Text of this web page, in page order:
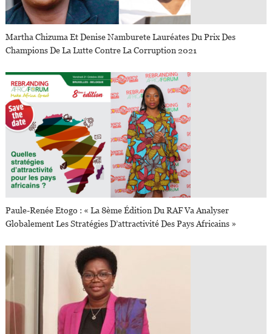
Martha Chizuma Et Denise Namburete Lauréates Du Prix Des
Champions De La Lutte Contre La Corruption 2021
Paule-Renée Etogo : « La 8ème Édition Du RAF Va Analyser
Globalement Les Stratégies D’attractivité Des Pays Africains »